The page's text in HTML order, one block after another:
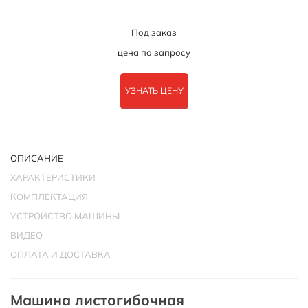
Под заказ
цена по запросу
УЗНАТЬ ЦЕНУ
ОПИСАНИЕ
ХАРАКТЕРИСТИКИ
КОМПЛЕКТАЦИЯ
УСТРОЙСТВО МАШИНЫ
ВИДЕО
ОПЛАТА И ДОСТАВКА
Машина листогибочная